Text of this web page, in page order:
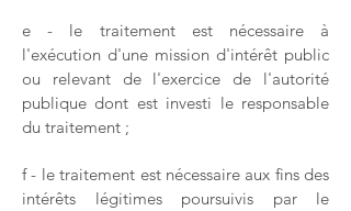
e - le traitement est nécessaire à
l'exécution d'une mission d'intérêt public
ou relevant de l'exercice de l'autorité
publique dont est investi le responsable
du traitement ;
f - le traitement est nécessaire aux fins des
intérêts légitimes poursuivis par le